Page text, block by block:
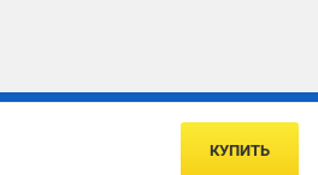
КУПИТЬ
узнавать первым об акцияx и